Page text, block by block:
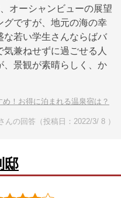
オーシャンビューの展望
グですが、地元の海の幸
な若い学生さんならばバ
兼ねせずに過ごせる人
、景観が素晴らしく、か
！お得に泊まれる温泉宿は？
んの回答（投稿日：2022/3/ 8 ）
邸